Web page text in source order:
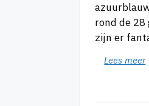
rond de 28
zijn er
Lees meer